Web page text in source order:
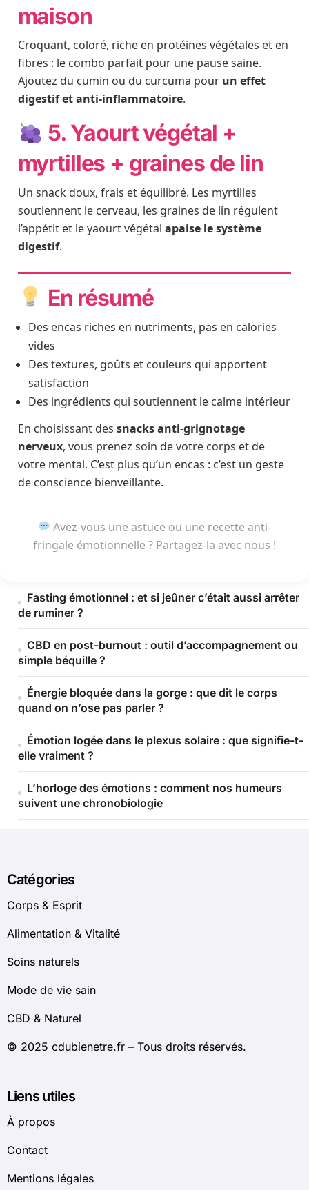
maison
Croquant, coloré, riche en protéines végétales et en
fibres : le combo parfait pour une pause saine.
Ajoutez du cumin ou du curcuma pour un effet
digestif et anti-inflammatoire.
5. Yaourt végétal +
myrtilles + graines de lin
Un snack doux, frais et équilibré. Les myrtilles
soutiennent le cerveau, les graines de lin régulent
l’appétit et le yaourt végétal apaise le système
digestif.
En résumé
Des encas riches en nutriments, pas en calories
vides
Des textures, goûts et couleurs qui apportent
satisfaction
Des ingrédients qui soutiennent le calme intérieur
En choisissant des snacks anti-grignotage
nerveux, vous prenez soin de votre corps et de
votre mental. C’est plus qu’un encas : c’est un geste
de conscience bienveillante.
Avez-vous une astuce ou une recette anti-
fringale émotionnelle ? Partagez-la avec nous !
Fasting émotionnel : et si jeûner c’était aussi arrêter
de ruminer ?
CBD en post-burnout : outil d’accompagnement ou
simple béquille ?
Énergie bloquée dans la gorge : que dit le corps
quand on n’ose pas parler ?
Émotion logée dans le plexus solaire : que signifie-t-
elle vraiment ?
L’horloge des émotions : comment nos humeurs
suivent une chronobiologie
Catégories
Corps & Esprit
Alimentation & Vitalité
Soins naturels
Mode de vie sain
CBD & Naturel
© 2025 cdubienetre.fr – Tous droits réservés.
Liens utiles
À propos
Contact
Mentions légales